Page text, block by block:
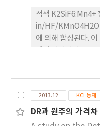
particles at a
which the
particles is
temperatures
previously
reaction of the
chromium carbide
KCl-CaCl2
적색 K2SiF6:Mn4+
in/HF/KMnO4H2O
에 의해 합성된다.
이 10 nm인 약 634
온도의존 발광 스펙
강도가 상온에서보
체는 청색 발광을 하
2013.12 KCI 등재
DR과 원주의 가격